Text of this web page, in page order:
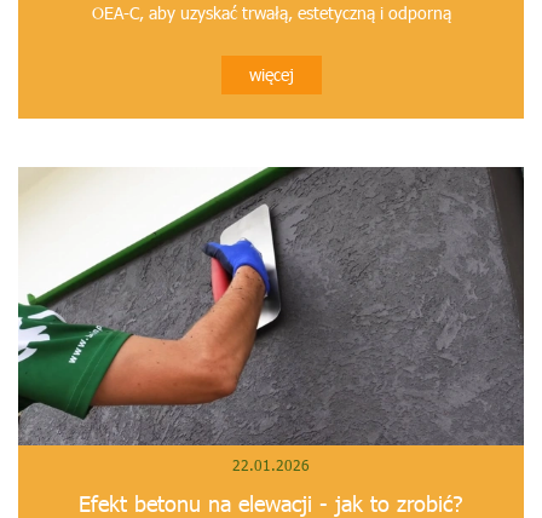
OEA-C, aby uzyskać trwałą, estetyczną i odporną
więcej
22.01.2026
Efekt betonu na elewacji - jak to zrobić?